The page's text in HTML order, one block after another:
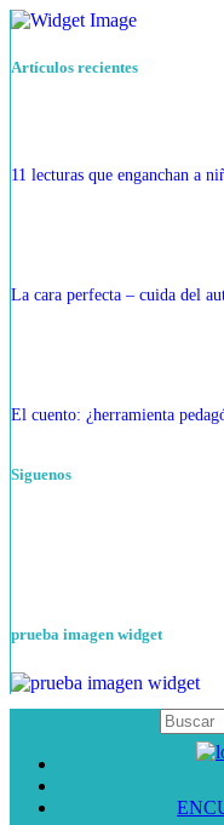
Artículos recientes
11 lecturas que enganchan a
La cara perfecta – cuida del
El cuento: ¿herramienta
Siguenos
prueba imagen widget